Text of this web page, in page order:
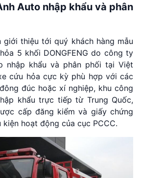
Auto nhập khẩu và phân
giới thiệu tới quý khách hàng mẫu
5 khối DONGFENG do công ty
nhập khẩu và phân phối tại Việt
cứu hỏa cực kỳ phù hợp với các
đúc hoặc xí nghiệp, khu công
khẩu trực tiếp từ Trung Quốc,
cấp đăng kiểm và giấy chứng
kiện hoạt động của cục PCCC.